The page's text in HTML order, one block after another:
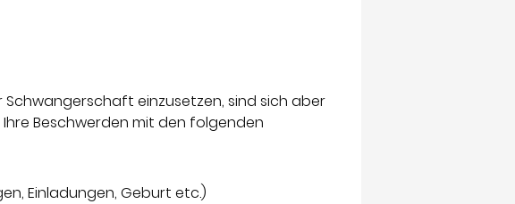
einzusetzen, sind sich aber
Beschwerden mit den folgenden
Einladungen, Geburt etc.)